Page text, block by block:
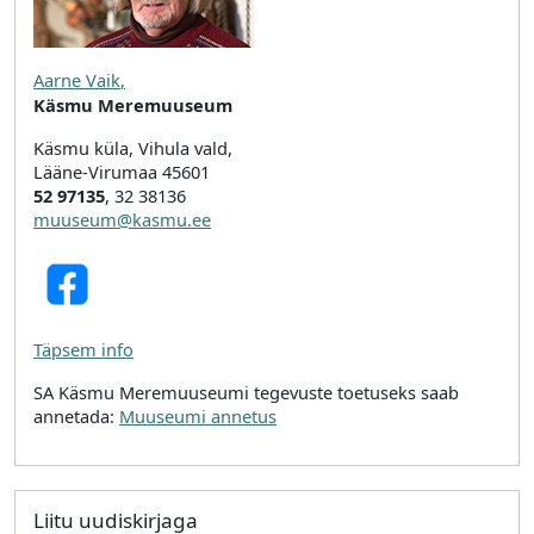
Aarne Vaik,
Käsmu Meremuuseum
Käsmu küla, Vihula vald,
Lääne-Virumaa 45601
52 97135, 32 38136
muuseum@kasmu.ee
Täpsem info
SA Käsmu Meremuuseumi tegevuste toetuseks saab
annetada: Muuseumi annetus
Liitu uudiskirjaga